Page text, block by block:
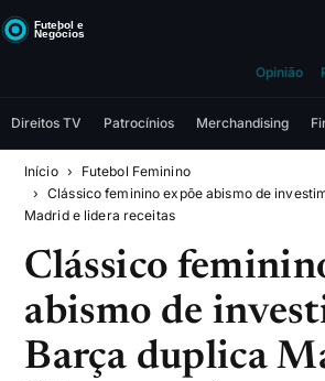
Opinião
Direitos TV Patrocínios Merchandising
Início
Futebol Feminino
Clássico feminino expõe abismo de
Madrid e lidera receitas
Clássico
abismo de
Barça duplica